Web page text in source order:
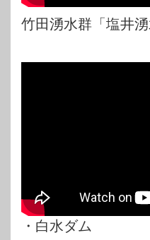
竹田湧水群「塩井
・白水ダム